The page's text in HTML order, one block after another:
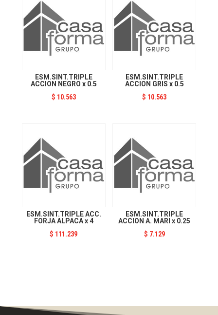
ESM.SINT.TRIPLE
ACCION NEGRO x 0.5
$ 10.563
ESM.SINT.TRIPLE
ACCION GRIS x 0.5
$ 10.563
ESM.SINT.TRIPLE ACC.
FORJA ALPACA x 4
$ 111.239
ESM.SINT.TRIPLE
ACCION A. MARI x 0.25
$ 7.129